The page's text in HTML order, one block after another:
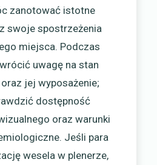
zanotować istotne
swoje spostrzeżenia
miejsca. Podczas
uwagę na stan
jej wyposażenie;
dostępność
oraz warunki
Jeśli para
wesela w plenerze,